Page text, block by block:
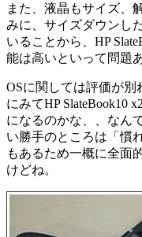
また、液晶もサイズ、
みに、サイズダウンし
いることから、HP
能は高いといって問題
OSに関しては評価が
にみてHP SlateBook10
になるのかな、、なん
い勝手のところは「慣
もあるため一概に全面
けどね。